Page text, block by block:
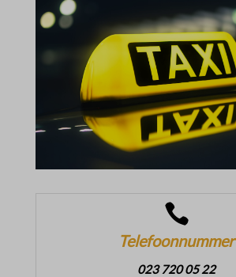

Telefoonnummer
023 720 05 22